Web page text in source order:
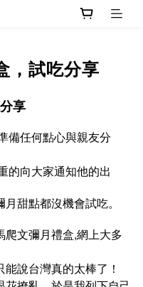
，試吃分享
享
備任何點心與親友分
的向大家通知他的出
甜點都沒機會試吃。
爬文彌月禮盒,網上大多
能說台灣真的太棒了！